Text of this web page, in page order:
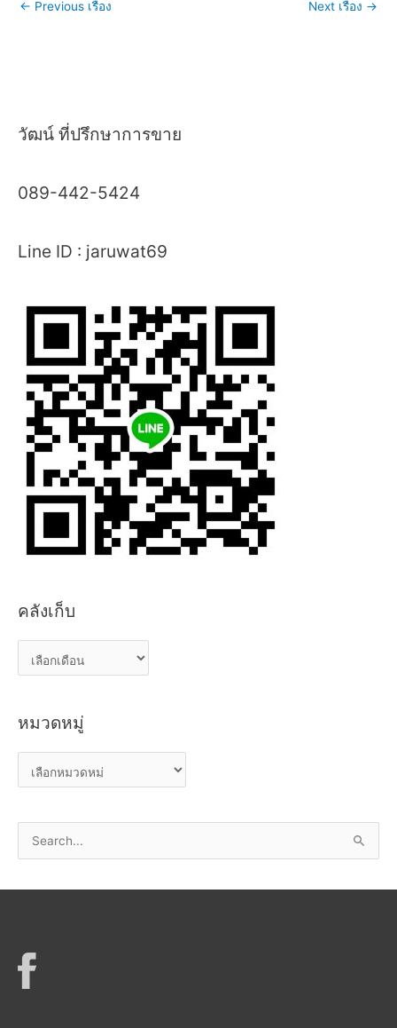
← Previous เรื่อง Next เรื่อง →
วัฒน์ ที่ปรึกษาการขาย
089-442-5424
Line ID : jaruwat69
คลังเก็บ
ลั
เหมวดหมู่
ม
ห
e
h